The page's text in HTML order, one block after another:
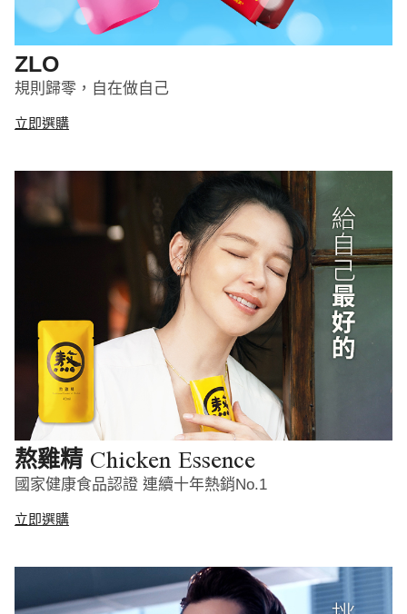
ZLO
規則歸零，自在做自己
立即選購
熬雞精 Chicken Essence
國家健康食品認證 連續十年熱銷No.1
立即選購